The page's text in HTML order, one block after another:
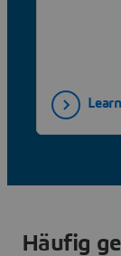
Häufig